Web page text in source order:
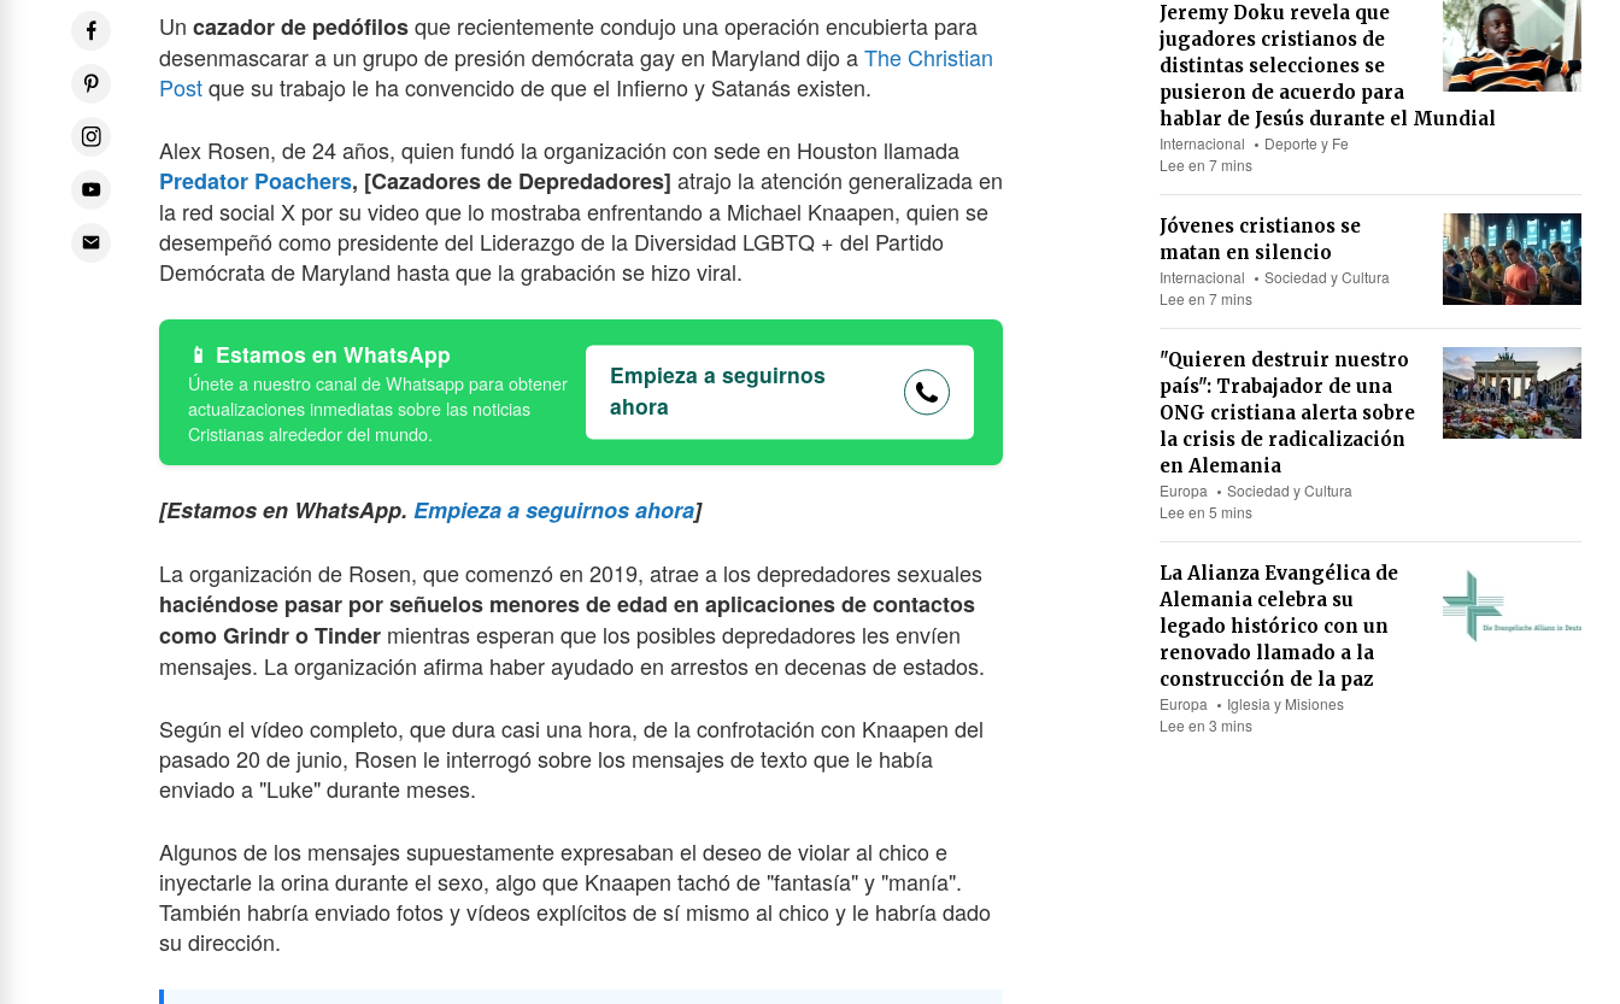
Un cazador de pedófilosque recientemente condujo una operación encubierta para
desenmascarar a un grupo de presión demócrata gay en Maryland dijo aThe Christian
Postque su trabajo le ha convencido de que el Infierno y Satanás existen.
Alex Rosen, de 24 años, quien fundó la organización con sede en Houston llamada
Predator Poachers, [Cazadores de Depredadores] atrajo la atención generalizada en
la red social X por su video que lo mostraba enfrentando a Michael Knaapen, quien se
desempeñó como presidente del Liderazgo de la Diversidad LGBTQ + del Partido
Demócrata de Maryland hasta que la grabación se hizo viral.
Estamos en WhatsApp
Empieza a seguirnos
ahora
[Estamos en WhatsApp. Empieza a seguirnos ahora]
La organización de Rosen, que comenzó en 2019, atrae a los depredadores sexuales
haciéndose pasar por señuelos menores de edad en aplicaciones de contactos
como Grindr o Tinder mientras esperan que los posibles depredadores les envíen
mensajes. La organización afirma haber ayudado en arrestos en decenas de estados.
Según el vídeo completo, que dura casi una hora, de la confrotación con Knaapen del
pasado 20 de junio, Rosen le interrogó sobre los mensajes de texto que le había
enviado a "Luke" durante meses.
Algunos de los mensajes supuestamente expresaban el deseo de violar al chico e
inyectarle la orina durante el sexo, algo que Knaapen tachó de "fantasía" y "manía".
También habría enviado fotos y vídeos explícitos de sí mismo al chico y le habría dado
su dirección.
Jeremy Doku revela que
jugadores cristianos de
distintas selecciones se
pusieron de acuerdo para
hablar de Jesús durante el Mundial
Internacional
Deporte y Fe
Lee en 7 mins
Jóvenes cristianos se
matan en silencio
Internacional
Sociedad y Cultura
Lee en 7 mins
"Quieren destruir nuestro
país": Trabajador de una
ONG cristiana alerta sobre
la crisis de radicalización
en Alemania
Europa
Sociedad y Cultura
Lee en 5 mins
La Alianza Evangélica de
Alemania celebra su
legado histórico con un
renovado llamado a la
construcción de la paz
Europa
Iglesia y Misiones
Lee en 3 mins